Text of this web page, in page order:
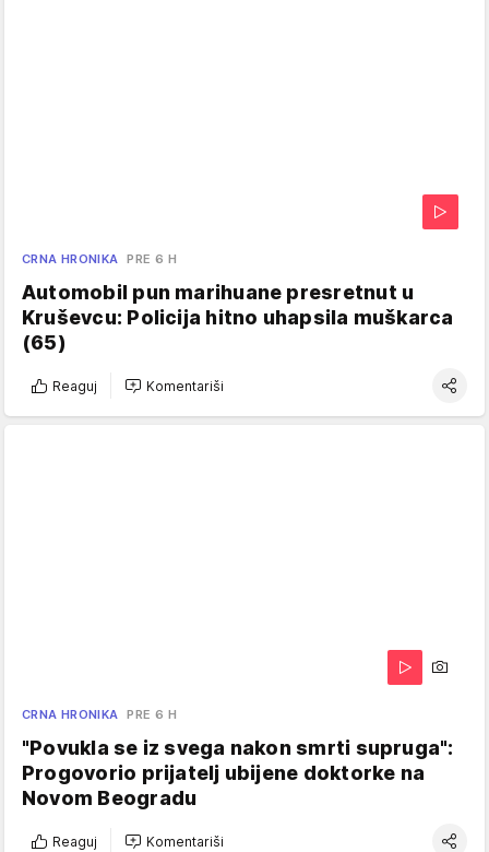
CRNA HRONIKA PRE 6 H
Automobil pun marihuane presretnut u
Kruševcu: Policija hitno uhapsila muškarca
(65)
Reaguj Komentariši
CRNA HRONIKA PRE 6 H
"Povukla se iz svega nakon smrti supruga":
Progovorio prijatelj ubijene doktorke na
Novom Beogradu
Reaguj Komentariši